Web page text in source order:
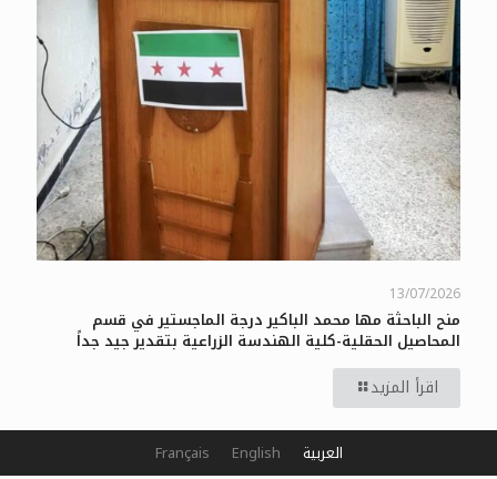
13/07/2026
منح الباحثة مها محمد الباكير درجة الماجستير في قسم
المحاصيل الحقلية-كلية الهندسة الزراعية بتقدير جيد جداً
اقرأ المزيد
العربية English
Français